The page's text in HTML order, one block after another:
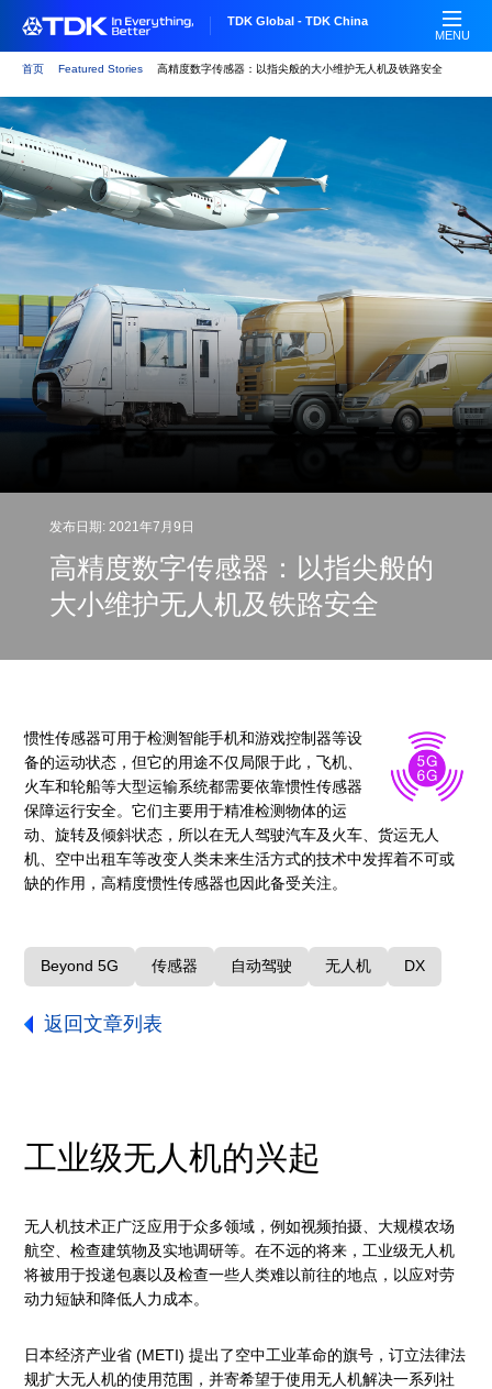
要
内
容
TDK Global - TDK China
MENU
首页 Featured Stories 高精度数字传感器：以指尖般的大小维护无人机及铁路安全
发布日期: 2021年7月9日
高精度数字传感器：以指尖般的
大小维护无人机及铁路安全
惯性传感器可用于检测智能手机和游戏控制器等设
备的运动状态，但它的用途不仅局限于此，飞机、
火车和轮船等大型运输系统都需要依靠惯性传感器
保障运行安全。它们主要用于精准检测物体的运
动、旋转及倾斜状态，所以在无人驾驶汽车及火车、货运无人
机、空中出租车等改变人类未来生活方式的技术中发挥着不可或
缺的作用，高精度惯性传感器也因此备受关注。
Beyond 5G 传感器 自动驾驶 无人机 DX
返回文章列表
工业级无人机的兴起
无人机技术正广泛应用于众多领域，例如视频拍摄、大规模农场
航空、检查建筑物及实地调研等。在不远的将来，工业级无人机
将被用于投递包裹以及检查一些人类难以前往的地点，以应对劳
动力短缺和降低人力成本。
日本经济产业省 (METI) 提出了空中工业革命的旗号，订立法律法
规扩大无人机的使用范围，并寄希望于使用无人机解决一系列社